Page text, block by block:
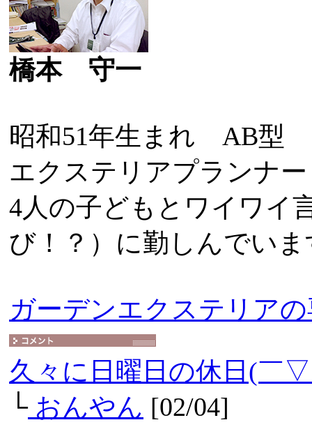
橋本 守一
昭和51年生まれ AB型
エクステリアプランナー
4人の子どもとワイワイ
び！？）に勤しんでいま
ガーデンエクステリア
久々に日曜日の休日(￣
└おんやん [02/04]